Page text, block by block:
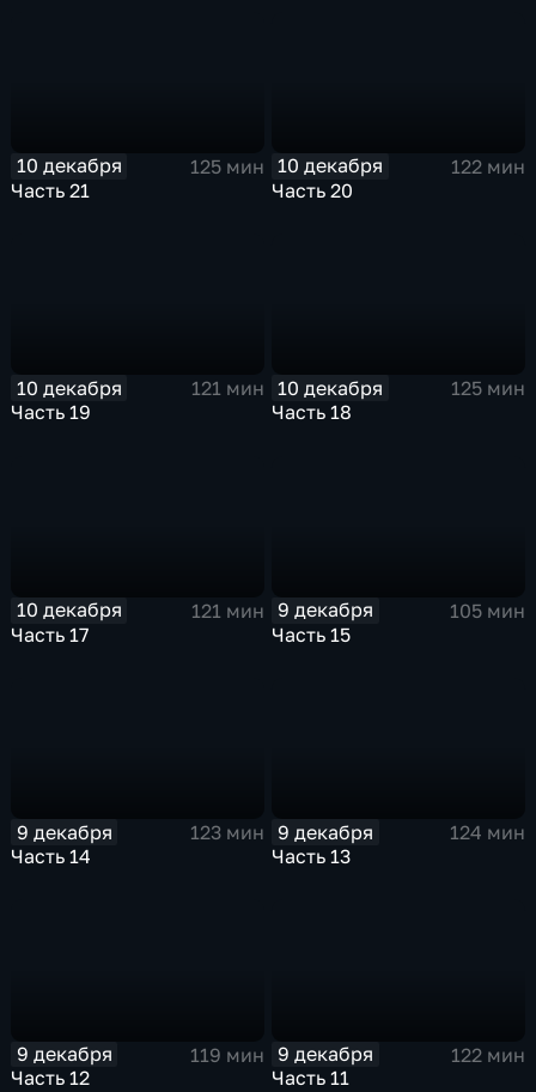
10 декабря
125 мин
Часть 21
10 декабря
122 мин
Часть 20
10 декабря
121 мин
Часть 19
10 декабря
125 мин
Часть 18
10 декабря
121 мин
Часть 17
9 декабря
105 мин
Часть 15
9 декабря
123 мин
Часть 14
9 декабря
124 мин
Часть 13
9 декабря
119 мин
Часть 12
9 декабря
122 мин
Часть 11